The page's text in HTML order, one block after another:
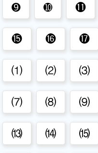
Brackets
emojis
➒ ➓ ⓫
⓯ ⓰ ⓱
⑴ ⑵ ⑶
⑺ ⑻ ⑼
⒀ ⒁ ⒂